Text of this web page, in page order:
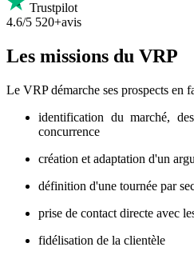
Trustpilot
4.6/5 520+avis
Les missions du VRP
Le VRP démarche ses prospects en
identification du marché,
concurrence
création et adaptation d'un
définition d'une tournée par
prise de contact directe avec
fidélisation de la clientèle